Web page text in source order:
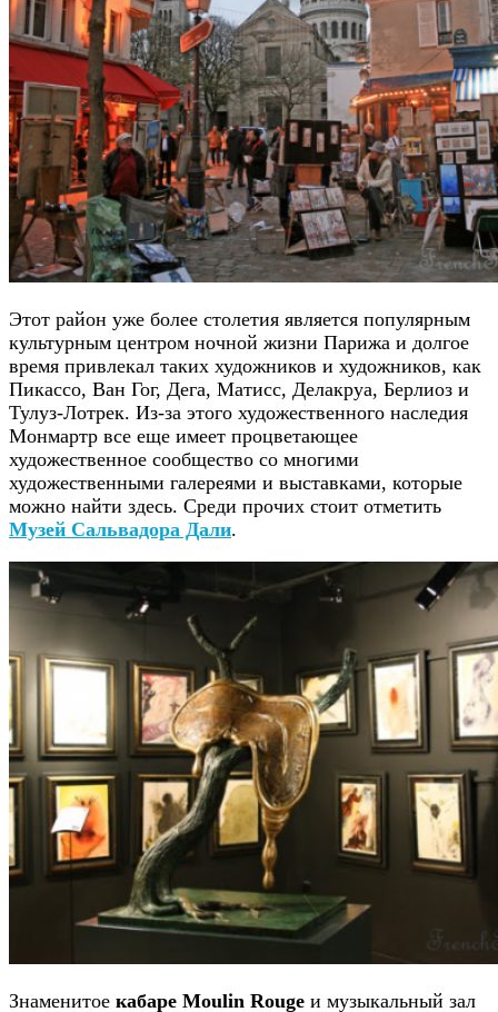
Этот район уже более столетия является популярным
культурным центром ночной жизни Парижа и долгое
время привлекал таких художников и художников, как
Пикассо, Ван Гог, Дега, Матисс, Делакруа, Берлиоз и
Тулуз-Лотрек. Из-за этого художественного наследия
Монмартр все еще имеет процветающее
художественное сообщество со многими
художественными галереями и выставками, которые
можно найти здесь. Среди прочих стоит отметить
Музей Сальвадора Дали.
Знаменитое кабаре Moulin Rouge и музыкальный зал